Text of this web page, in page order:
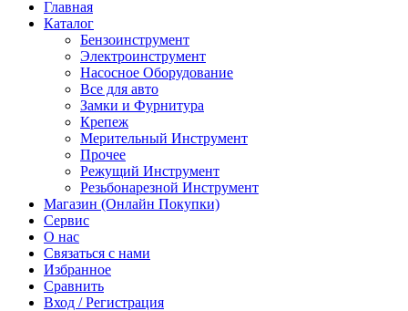
Главная
Каталог
Бензоинструмент
Электроинструмент
Насосное Оборудование
Все для авто
Замки и Фурнитура
Крепеж
Мерительный Инструмент
Прочее
Режущий Инструмент
Резьбонарезной Инструмент
Магазин (Онлайн Покупки)
Сервис
О нас
Связаться с нами
Избранное
Сравнить
Вход / Регистрация